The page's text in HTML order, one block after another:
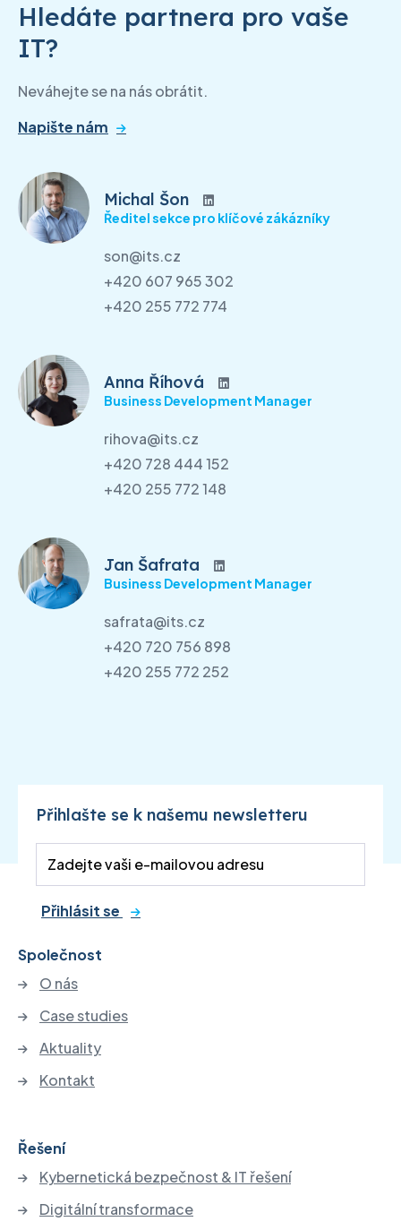
Hledáte partnera pro vaše
IT?
Neváhejte se na nás obrátit.
Napište nám
Michal Šon
Ředitel sekce pro klíčové zákázníky
son@its.cz
+420 607 965 302
+420 255 772 774
Anna Říhová
Business Development Manager
rihova@its.cz
+420 728 444 152
+420 255 772 148
Jan Šafrata
Business Development Manager
safrata@its.cz
+420 720 756 898
+420 255 772 252
Přihlašte se k našemu newsletteru
Přihlásit se
Společnost
O nás
Case studies
Aktuality
Kontakt
Řešení
Kybernetická bezpečnost & IT řešení
Digitální transformace